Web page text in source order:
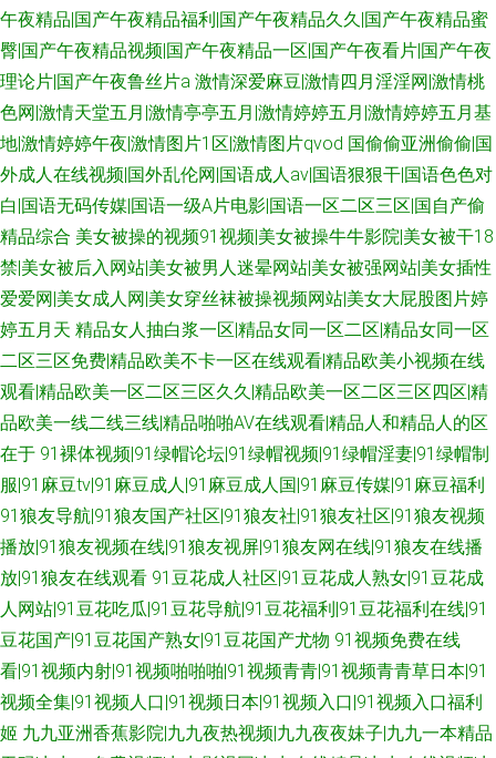
午夜精品|国产午夜精品福利|国产午夜精品久久|国产午夜精品蜜
臀|国产午夜精品视频|国产午夜精品一区|国产午夜看片|国产午夜
理论片|国产午夜鲁丝片a 激情深爱麻豆|激情四月淫淫网|激情桃
色网|激情天堂五月|激情亭亭五月|激情婷婷五月|激情婷婷五月基
地|激情婷婷午夜|激情图片1区|激情图片qvod 国偷偷亚洲偷偷|国
外成人在线视频|国外乱伦网|国语成人av|国语狠狠干|国语色色对
白|国语无码传媒|国语一级A片电影|国语一区二区三区|国自产偷
精品综合 美女被操的视频91视频|美女被操牛牛影院|美女被干18
禁|美女被后入网站|美女被男人迷晕网站|美女被强网站|美女插性
爱爱网|美女成人网|美女穿丝袜被操视频网站|美女大屁股图片婷
婷五月天 精品女人抽白浆一区|精品女同一区二区|精品女同一区
二区三区免费|精品欧美不卡一区在线观看|精品欧美小视频在线
观看|精品欧美一区二区三区久久|精品欧美一区二区三区四区|精
品欧美一线二线三线|精品啪啪AV在线观看|精品人和精品人的区
在于 91裸体视频|91绿帽论坛|91绿帽视频|91绿帽淫妻|91绿帽制
服|91麻豆tv|91麻豆成人|91麻豆成人国|91麻豆传媒|91麻豆福利
91狼友导航|91狼友国产社区|91狼友社|91狼友社区|91狼友视频
播放|91狼友视频在线|91狼友视屏|91狼友网在线|91狼友在线播
放|91狼友在线观看 91豆花成人社区|91豆花成人熟女|91豆花成
人网站|91豆花吃瓜|91豆花导航|91豆花福利|91豆花福利在线|91
豆花国产|91豆花国产熟女|91豆花国产尤物 91视频免费在线
看|91视频内射|91视频啪啪啪|91视频青青|91视频青青草日本|91
视频全集|91视频人口|91视频日本|91视频入口|91视频入口福利
姬 九九亚洲香蕉影院|九九夜热视频|九九夜夜妹子|九九一本精品